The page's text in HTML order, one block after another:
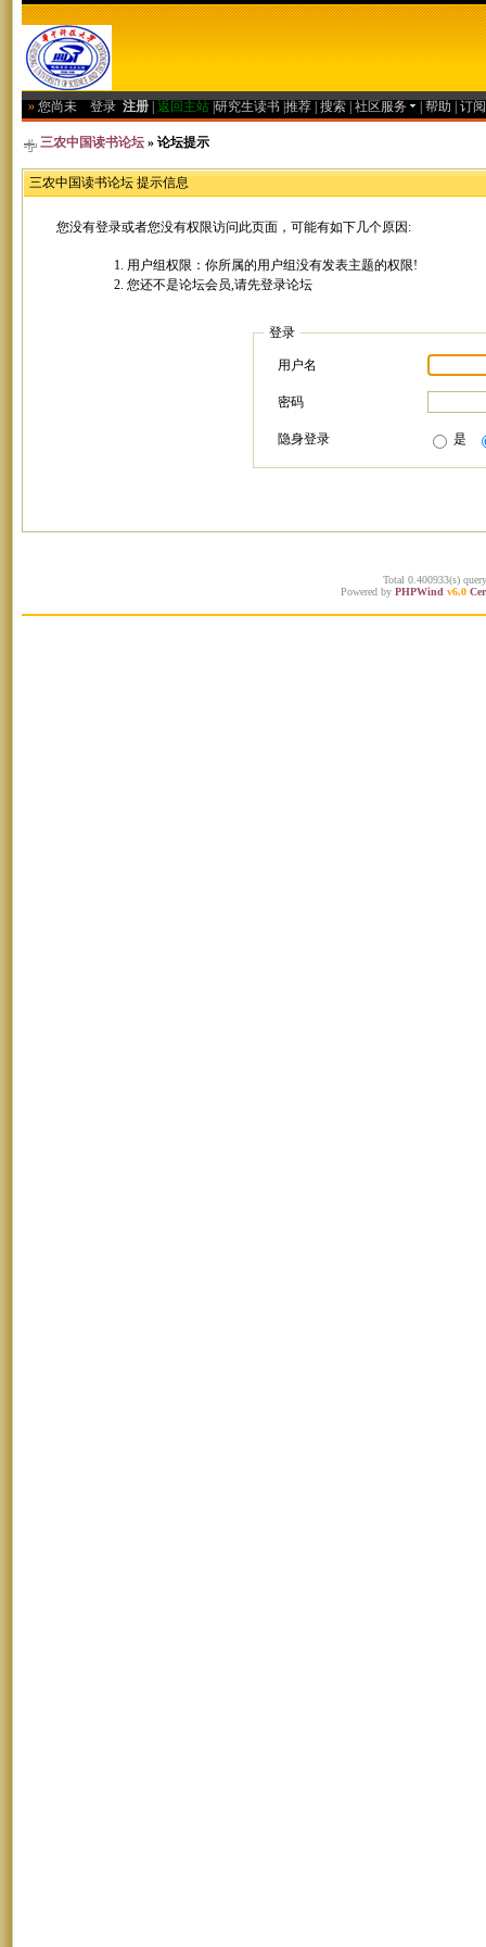
» 您尚未 登录 注册 返回主站 研究生读书 推荐 搜索 社区服务 帮助 订
三农中国读书论坛 » 论坛提示
三农中国读书论坛 提示信息
您没有登录或者您没有权限访问此页面，可能有如下几个原因:
用户组权限：你所属的用户组没有发表主题的权限!
您还不是论坛会员,请先登录论坛
登录
用户名
密码
隐身登录 是
Total 0.400933(s)
Powered by PHPWind v6.0